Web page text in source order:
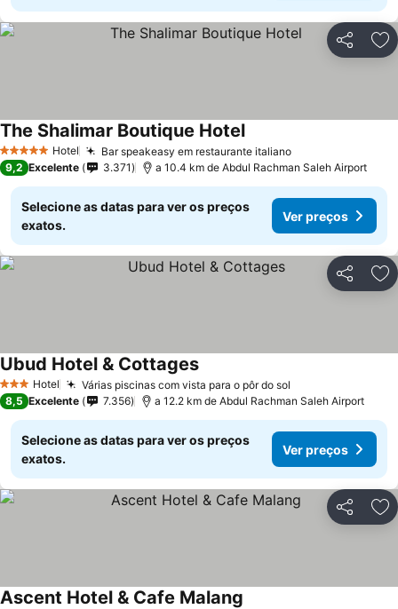
Partilhar
5 Estrelas Hotel Bar speakeasy em restaurante italiano
The Shalimar Boutique Hotel
9,2 Excelente 3.371 a 10.4 km de Abdul Rachman Saleh Airport
Selecione as datas para ver os preços
exatos.
Ver preços
Partilhar
3 EstrelasHotel Várias piscinas com vista para o pôr do sol
Ubud Hotel & Cottages
8,5 Excelente 7.356 a 12.2 km de Abdul Rachman Saleh Airport
Selecione as datas para ver os preços
exatos.
Ver preços
Partilhar
Ascent Hotel & Cafe Malang